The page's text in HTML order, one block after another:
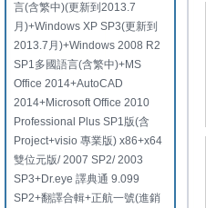
言(含繁中)(更新到2013.7
月)+Windows XP SP3(更新到
2013.7月)+Windows 2008 R2
SP1多國語言(含繁中)+MS
Office 2014+AutoCAD
2014+Microsoft Office 2010
Professional Plus SP1版(含
Project+visio 專業版) x86+x64
雙位元版/ 2007 SP2/ 2003
SP3+Dr.eye 譯典通 9.099
SP2+翻譯合輯+正航一號(進銷